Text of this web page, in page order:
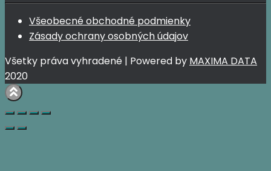
Všeobecné obchodné podmienky
Zásady ochrany osobných údajov
Všetky práva vyhradené | Powered by MAXIMA DATA
2020